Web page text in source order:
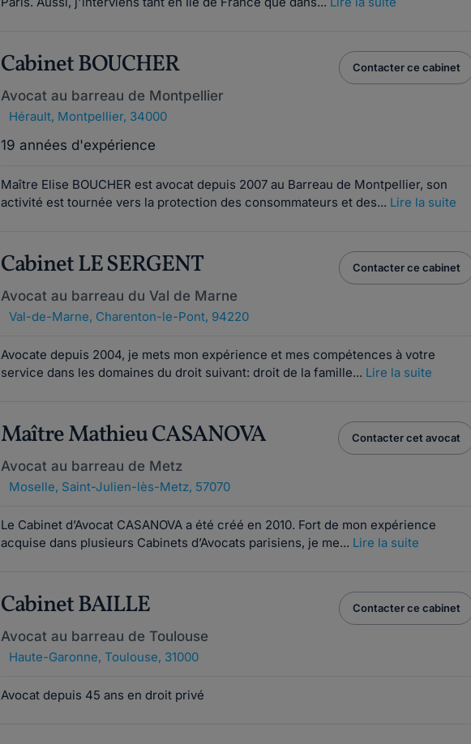
Cabinet BOUCHER
Avocat au barreau de Montpellier
Hérault, Montpellier, 34000
19 années d'expérience
Contacter ce cabinet
Maître Elise BOUCHER est avocat depuis 2007 au Barreau de Montpellier, son
activité est tournée vers la protection des consommateurs et des... Lire la suite
Cabinet LE SERGENT
Avocat au barreau du Val de Marne
Val-de-Marne, Charenton-le-Pont, 94220
Contacter ce cabinet
Avocate depuis 2004, je mets mon expérience et mes compétences à votre
service dans les domaines du droit suivant: droit de la famille... Lire la suite
Maître Mathieu CASANOVA
Avocat au barreau de Metz
Moselle, Saint-Julien-lès-Metz, 57070
Contacter cet avocat
Le Cabinet d’Avocat CASANOVA a été créé en 2010. Fort de mon expérience
acquise dans plusieurs Cabinets d’Avocats parisiens, je me... Lire la suite
Cabinet BAILLE
Avocat au barreau de Toulouse
Haute-Garonne, Toulouse, 31000
Contacter ce cabinet
Avocat depuis 45 ans en droit privé